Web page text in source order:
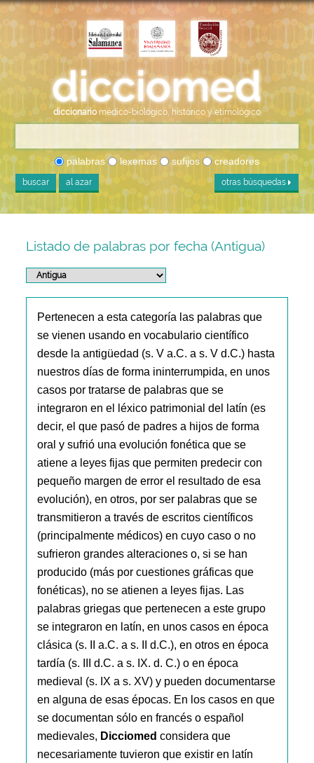
diccionario médico-biológico, histórico y etimológico
palabras lexemas sufijos creadores
buscar al azar otras búsquedas
Listado de palabras por fecha (Antigua)
Pertenecen a esta categoría las palabras que
se vienen usando en vocabulario científico
desde la antigüedad (s. V a.C. a s. V d.C.) hasta
nuestros días de forma ininterrumpida, en unos
casos por tratarse de palabras que se
integraron en el léxico patrimonial del latín (es
decir, el que pasó de padres a hijos de forma
oral y sufrió una evolución fonética que se
atiene a leyes fijas que permiten predecir con
pequeño margen de error el resultado de esa
evolución), en otros, por ser palabras que se
transmitieron a través de escritos científicos
(principalmente médicos) en cuyo caso o no
sufrieron grandes alteraciones o, si se han
producido (más por cuestiones gráficas que
fonéticas), no se atienen a leyes fijas. Las
palabras griegas que pertenecen a este grupo
se integraron en latín, en unos casos en época
clásica (s. II a.C. a s. II d.C.), en otros en época
tardía (s. III d.C. a s. IX. d. C.) o en época
medieval (s. IX a s. XV) y pueden documentarse
en alguna de esas épocas. En los casos en que
se documentan sólo en francés o español
medievales, Dicciomed considera que
necesariamente tuvieron que existir en latín